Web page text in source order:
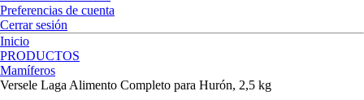
Preferencias de cuenta
Cerrar sesión
Inicio
PRODUCTOS
Mamíferos
Versele Laga Alimento Completo para Hurón, 2,5 kg